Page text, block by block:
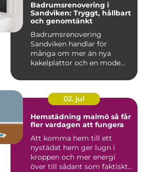
Badrumsrenovering i
Sandviken: Tryggt, hållbart
och genomtänkt
Badrumsrenovering
Sandviken handlar för
många om mer än nya
kakelplattor och en mode...
02. jul
Hemstädning malmö så får
fler vardagen att fungera
Att komma hem till ett
nystädat hem ger lugn i
kroppen och mer energi
över till sådant som faktiskt